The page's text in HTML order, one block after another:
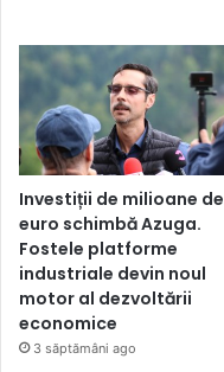
Investiții de milioane de
euro schimbă Azuga.
Fostele platforme
industriale devin noul
motor al dezvoltării
economice
3 săptămâni ago